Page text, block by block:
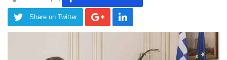
Share on Twitter